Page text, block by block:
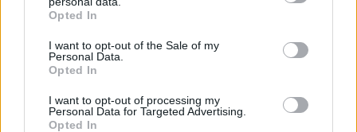
grant or deny consent to Google and its third-party tags to
use your data for below specified purposes in below Google
consent section.
Opted In
I want to opt-out of the Sale of my
Personal Data.
Opted In
I want to opt-out of processing my
Personal Data for Targeted Advertising.
Opted In
καταδικαστεί σε κάθειρξη 12 ετών και στην